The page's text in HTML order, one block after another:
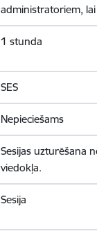
administratoriem,
1 stunda
SES
Nepieciešams
Sesijas uzturēšana
viedokļa.
Sesija